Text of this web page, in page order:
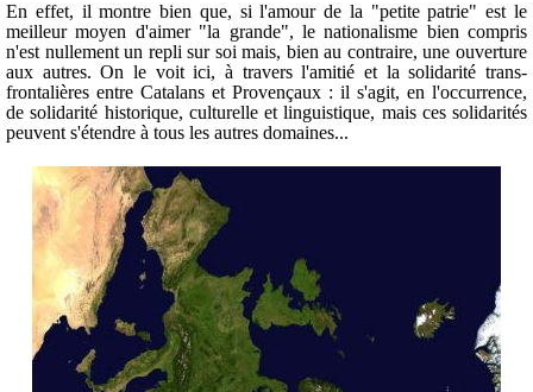
En effet, il montre bien que, si l'amour de la "petite patrie" est le
meilleur moyen d'aimer "la grande", le nationalisme bien compris
n'est nullement un repli sur soi mais, bien au contraire, une ouverture
aux autres. On le voit ici, à travers l'amitié et la solidarité trans-
frontalières entre Catalans et Provençaux : il s'agit, en l'occurrence,
de solidarité historique, culturelle et linguistique, mais ces solidarités
peuvent s'étendre à tous les autres domaines...